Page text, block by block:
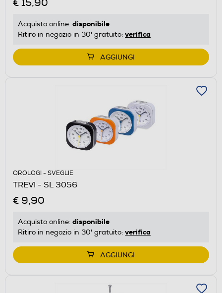
€ 15,90
Acquisto online: disponibile
Ritiro in negozio in 30' gratuito: verifica
AGGIUNGI
OROLOGI - SVEGLIE
TREVI - SL 3056
€ 9,90
Acquisto online: disponibile
Ritiro in negozio in 30' gratuito: verifica
AGGIUNGI